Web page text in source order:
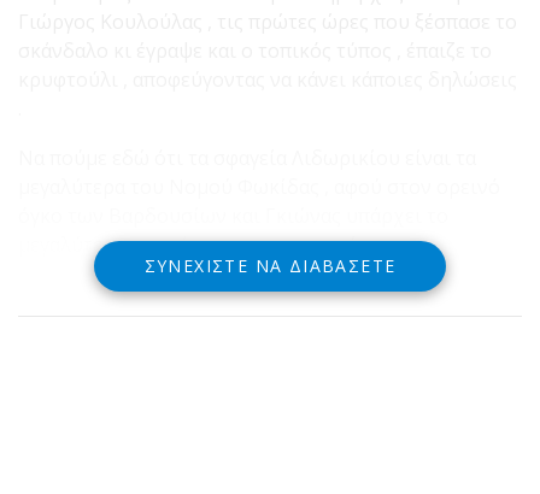
μεγαλύτερο κομμάτι της κτηνοτροφίας .
ΣΥΝΕΧΊΣΤΕ ΝΑ ΔΙΑΒΆΣΕΤΕ